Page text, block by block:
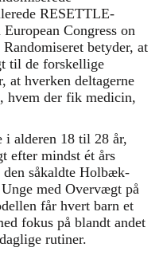
RESETTLE-
Congress on
betyder, at
til de forskellige
at hverken deltagerne
hvem der fik medicin,
i alderen 18 til 28 år,
efter mindst ét års
såkaldte Holbæk-
med Overvægt på
får hvert barn et
fokus på blandt andet
rutiner.